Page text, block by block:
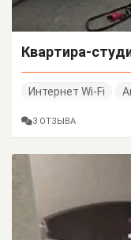
Квартира-
Интернет Wi-Fi
3 ОТЗЫВА